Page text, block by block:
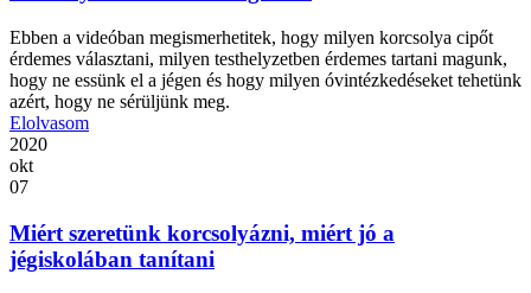
Ebben a videóban megismerhetitek, hogy milyen korcsolya cipőt
érdemes választani, milyen testhelyzetben érdemes tartani magunk,
hogy ne essünk el a jégen és hogy milyen óvintézkedéseket tehetünk
azért, hogy ne sérüljünk meg.
Elolvasom
2020
okt
07
Miért szeretünk korcsolyázni, miért jó a
jégiskolában tanítani